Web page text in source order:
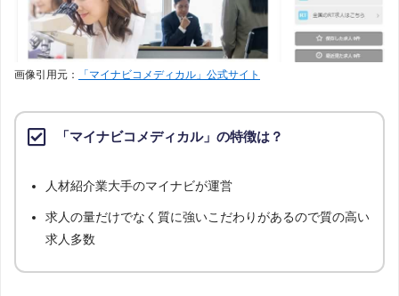
画像引用元： 「マイナビコメディカル」公式サイト
「マイナビコメディカル」の特徴は？
人材紹介業大手のマイナビが運営
求人の量だけでなく質に強いこだわりがあるので質の高い
求人多数